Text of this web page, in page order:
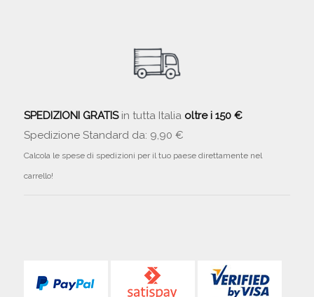
SPEDIZIONI GRATISin tutta Italia oltre i 150 €
Spedizione Standard da: 9,90 €
Calcola le spese di spedizioni per il tuo paese direttamente nel
carrello!